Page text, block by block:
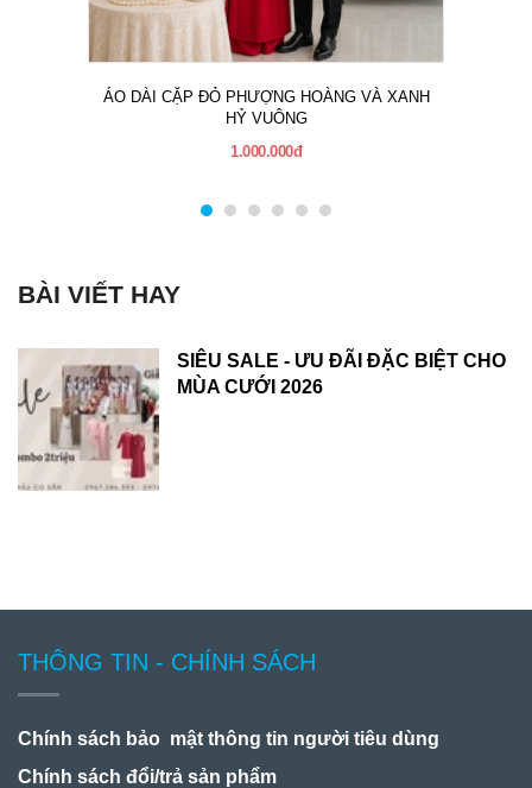
ÁO DÀI CẶP ĐỎ PHƯỢNG HOÀNG VÀ XANH
HỶ VUÔNG
1.000.000đ
BÀI VIẾT HAY
SIÊU SALE - ƯU ĐÃI ĐẶC BIỆT CHO
MÙA CƯỚI 2026
THÔNG TIN - CHÍNH SÁCH
Chính sách bảo mật thông tin người tiêu dùng
Chính sách đổi/trả sản phẩm